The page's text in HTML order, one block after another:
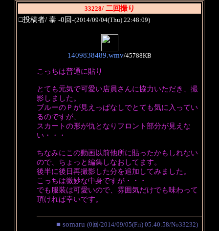
33228/ 二回撮り
□投稿者/ 泰 -0回-(2014/09/04(Thu) 22:48:09)
1409838489.wmv/45788KB
こっちは普通に貼り
とても元気で可愛い店員さんに協力いただき、撮
影しました。
ブルーのＰが見えっぱなしでとても気に入ってい
るのですが、
スカートの形が仇となりフロント部分が見えな
い・・・
ちなみにこの動画以前他所に貼ったかもしれない
ので、ちょっと編集しなおしてます。
後半に後日再撮影した分を追加してみました。
こっちは微妙な中身ですが・・・
でも服装は可愛いので、雰囲気だけでも味わって
頂ければ幸いです。
■ somaru (0回/2014/09/05(Fri) 05:40:58/No33232)